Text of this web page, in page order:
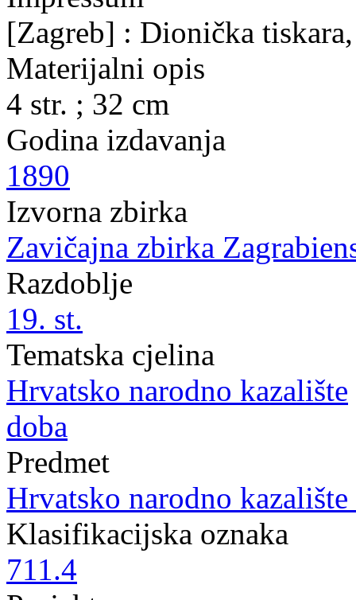
[Zagreb] : Dionička
Materijalni opis
4 str. ; 32 cm
Godina izdavanja
1890
Izvorna zbirka
Zavičajna zbirka
Razdoblje
19. st.
Tematska cjelina
Hrvatsko narodno kazalište
doba
Predmet
Hrvatsko narodno
Klasifikacijska oznaka
711.4